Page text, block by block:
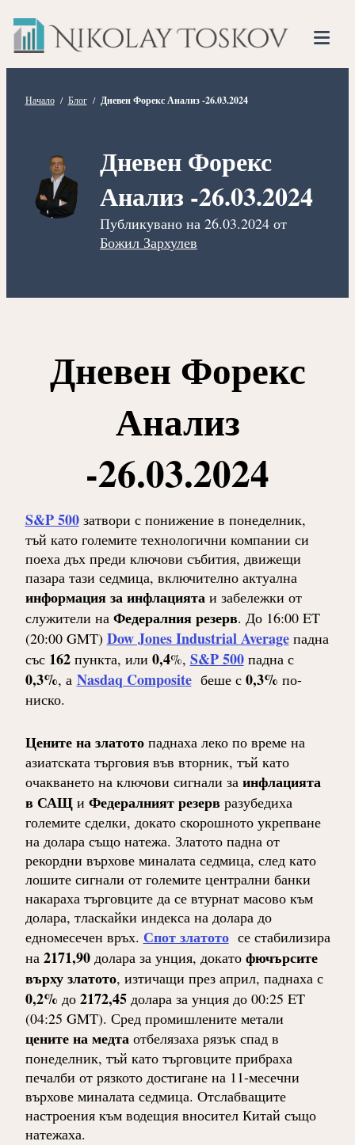
Прескочете
към
съдържанието
Финансов
Начало / Блог / Дневен Форекс Анализ -26.03.2024
Дневен Форекс
Анализ -26.03.2024
Публикувано на 26.03.2024 от
Божил Зархулев
Дневен Форекс
Анализ
-26.03.2024
S&P 500затвори с понижение в понеделник,
тъй като големите технологични компании си
поеха дъх преди ключови събития, движещи
пазара тази седмица, включително актуална
информация за инфлациятаи забележки от
служители на Федералния резерв. До 16:00 ET
(20:00 GMT) Dow Jones Industrial Averageпадна
със162пункта, или 0,4%, S&P 500падна с
0,3%, а Nasdaq Compositeбеше с 0,3% по-
ниско.
Цените на златотопаднаха леко по време на
азиатската търговия във вторник, тъй като
очакването на ключови сигнали за инфлацията
в САЩи Федералният резервразубедиха
големите сделки, докато скорошното укрепване
на долара също натежа. Златото падна от
рекордни върхове миналата седмица, след като
лошите сигнали от големите централни банки
накараха търговците да се втурнат масово към
долара, тласкайки индекса на долара до
едномесечен връх. Спот златотосе стабилизира
на 2171,90долара за унция, докато фючърсите
върху златото, изтичащи през април, паднаха с
0,2% до 2172,45долара за унция до 00:25 ET
(04:25 GMT). Сред промишлените метали
цените на медтаотбелязаха рязък спад в
понеделник, тъй като търговците прибраха
печалби от рязкото достигане на 11-месечни
върхове миналата седмица. Отслабващите
настроения към водещия вносител Китай също
натежаха.